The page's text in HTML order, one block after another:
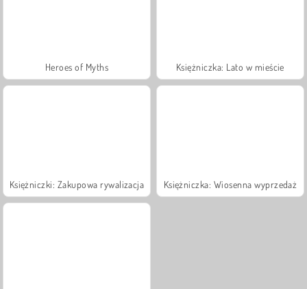
Heroes of Myths Księżniczka: Lato w mieście
Księżniczki: Zakupowa rywalizacja Księżniczka: Wiosenna wyprzedaż